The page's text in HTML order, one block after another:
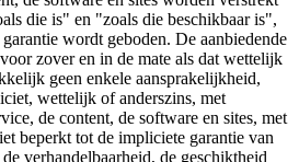
die is" en "zoals die beschikbaar is",
wordt geboden. De aanbiedende
zover en in de mate als dat wettelijk
geen enkele aansprakelijkheid,
wettelijk of anderszins, met
de content, de software en sites, met
beperkt tot de impliciete garantie van
verhandelbaarheid, de geschiktheid